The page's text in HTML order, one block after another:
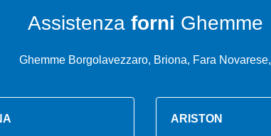
Assistenza forni Ghemme
Ghemme Borgolavezzaro, Briona, Fara Novarese,
ARISTON